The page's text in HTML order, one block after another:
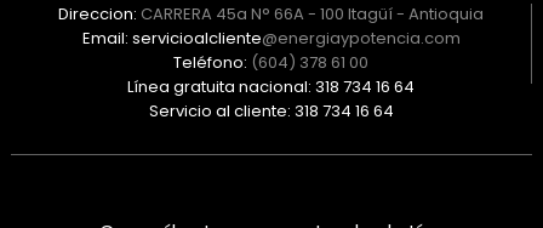
Direccion: CARRERA 45a N° 66A - 100 Itagüí - Antioquia
Email: servicioalcliente@energiaypotencia.com
Teléfono: (604) 378 61 00
Línea gratuita nacional: 318 734 16 64
Servicio al cliente: 318 734 16 64